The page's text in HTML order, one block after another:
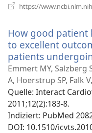
https://
How good patient
to excellent
patients
Emmert MY, Salzberg
A, Hoerstrup SP, Falk
Quelle‎: Interact
2011;12(2):183-8.
Indiziert‎: PubMed
DOI‎: 10.1510/